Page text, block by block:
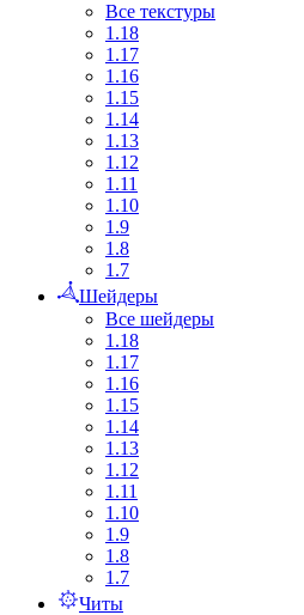
Все текстуры
1.18
1.17
1.16
1.15
1.14
1.13
1.12
1.11
1.10
1.9
1.8
1.7
Шейдеры
Все шейдеры
1.18
1.17
1.16
1.15
1.14
1.13
1.12
1.11
1.10
1.9
1.8
1.7
Читы